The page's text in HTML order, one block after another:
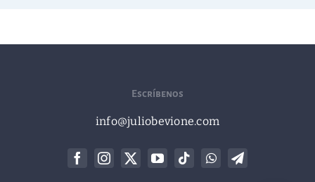
Escríbenos
info@juliobevione.com